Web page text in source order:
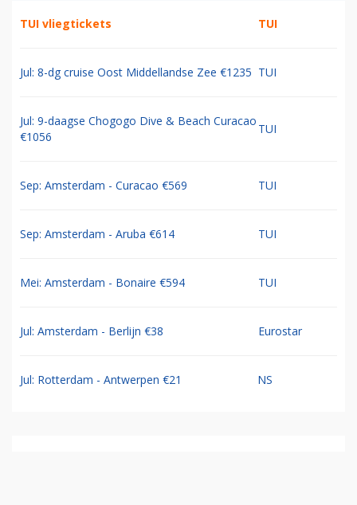
TUI vliegtickets TUI
Jul: 8-dg cruise Oost Middellandse Zee €1235 TUI
Jul: 9-daagse Chogogo Dive & Beach Curacao
€1056
TUI
Sep: Amsterdam - Curacao €569 TUI
Sep: Amsterdam - Aruba €614 TUI
Mei: Amsterdam - Bonaire €594 TUI
Jul: Amsterdam - Berlijn €38 Eurostar
Jul: Rotterdam - Antwerpen €21 NS